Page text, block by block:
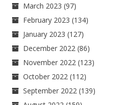
March 2023 (97)
February 2023 (134)
January 2023 (127)
December 2022 (86)
November 2022 (123)
October 2022 (112)
September 2022 (139)